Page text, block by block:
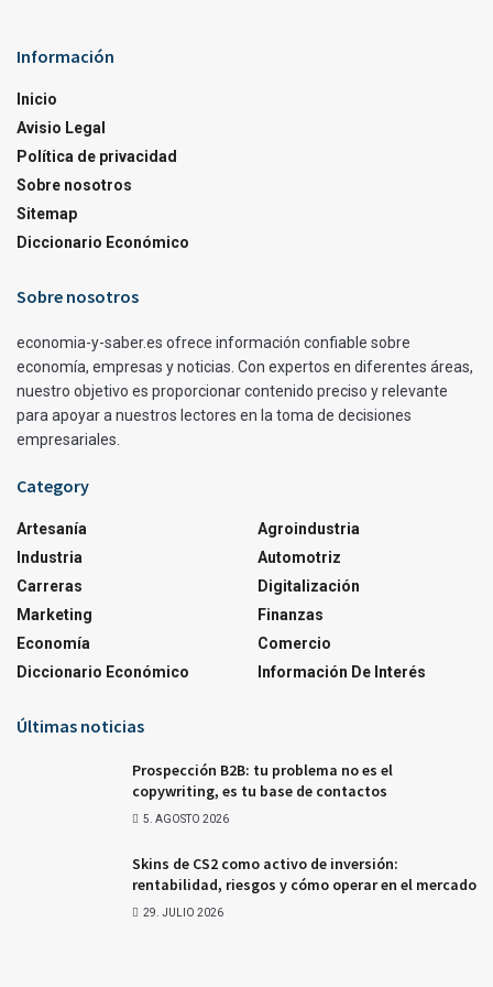
Información
Inicio
Avisio Legal
Política de privacidad
Sobre nosotros
Sitemap
Diccionario Económico
Sobre nosotros
economia-y-saber.es ofrece información confiable sobre
economía, empresas y noticias. Con expertos en diferentes áreas,
nuestro objetivo es proporcionar contenido preciso y relevante
para apoyar a nuestros lectores en la toma de decisiones
empresariales.
Category
Artesanía
Industria
Carreras
Marketing
Economía
Diccionario Económico
Agroindustria
Automotriz
Digitalización
Finanzas
Comercio
Información De Interés
Últimas noticias
Prospección B2B: tu problema no es el
copywriting, es tu base de contactos
5. AGOSTO 2026
Skins de CS2 como activo de inversión:
rentabilidad, riesgos y cómo operar en el mercado
29. JULIO 2026